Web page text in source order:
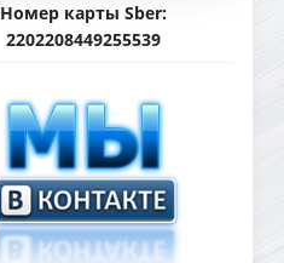
Номер карты Sber:
2202208449255539